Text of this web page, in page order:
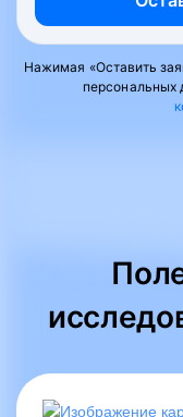
Нажимая «Оставить
персональных